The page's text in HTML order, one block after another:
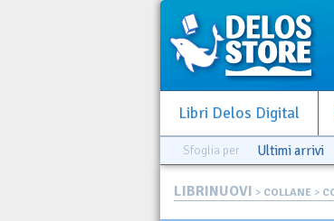
Libri Delos Digital
Sfoglia per Ultimi arrivi
LIBRINUOVI > COLLANE >